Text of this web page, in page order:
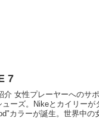
7
介 女性プレーヤーへのサ
ューズ。Nikeとカイリー
カラーが誕生。世界中の